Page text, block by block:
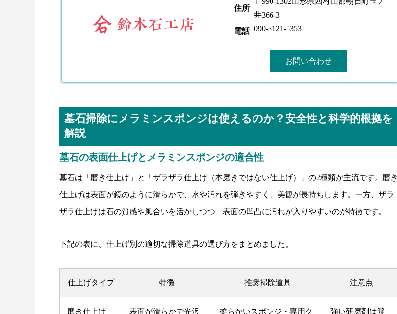
住所
井366-3
電話 090-3121-5353
お問い合わせ
墓石掃除にメラミンスポンジは使えるのか？安全性と科学的根拠を
解説
墓石の表面仕上げとメラミンスポンジの適合性
墓石は「磨き仕上げ」と「ザラザラ仕上げ（本磨きではない仕上げ）」の2種類が主流です。磨き
仕上げは表面が鏡のように滑らかで、水や汚れを弾きやすく、美観が長持ちします。一方、ザラ
ザラ仕上げは石の質感や風合いを活かしつつ、表面の凹凸に汚れが入りやすいのが特徴です。
下記の表に、仕上げ別の適切な掃除道具の選び方をまとめました。
仕上げタイプ 特徴 推奨掃除道具 注意点
磨き仕上げ 表面が滑らかで光沢 柔らかいスポンジ・専用ク 強い研磨剤は避